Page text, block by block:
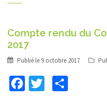
Compte rendu du
2017
Publié le 9 octobre 2017
Facebook
Twitter